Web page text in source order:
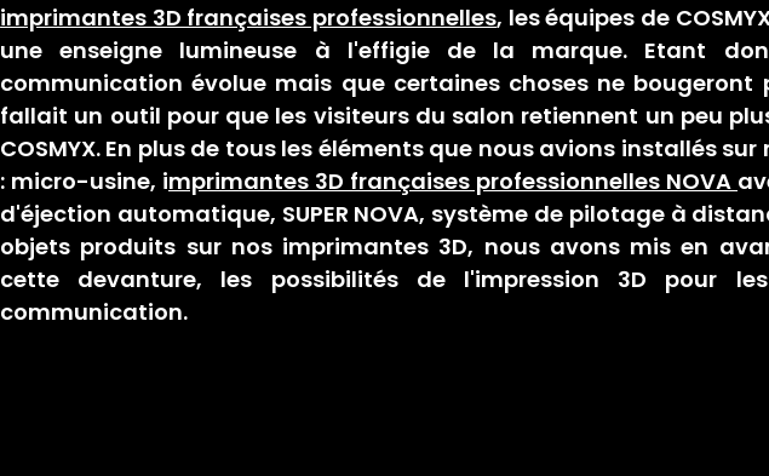
imprimantes 3D françaises professionnelles, les équipes de
une enseigne lumineuse à l'effigie de la marque. Etant
communication évolue mais que certaines choses ne bougeront
fallait un outil pour que les visiteurs du salon retiennent un peu
COSMYX. En plus de tous les éléments que nous avions installés
: micro-usine, imprimantes 3D françaises professionnelles NOVA
d'éjection automatique, SUPER NOVA, système de pilotage à
objets produits sur nos imprimantes 3D, nous avons mis en
cette devanture, les possibilités de l'impression 3D pour
communication.